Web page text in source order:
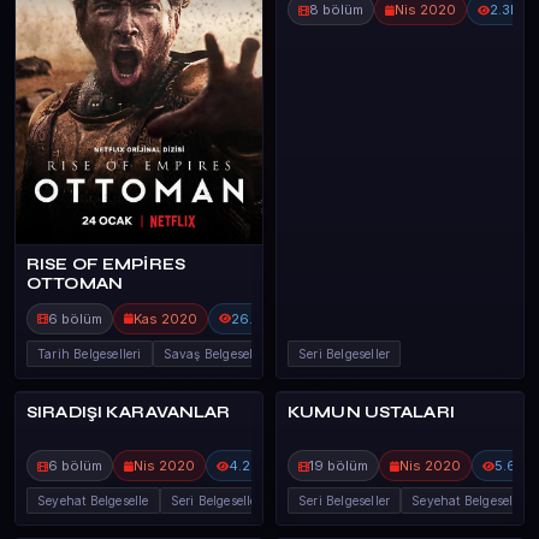
RISE OF EMPİRES
OTTOMAN
6 bölüm Kas 2020 26.7B
Tarih Belgeselleri Savaş Belgeseller
8 bölüm Nis 2020 2.3B
Seri Belgeseller
DİĞER BELGES
SIRADIŞI KARAVANLAR
6 bölüm Nis 2020 4.2B
Seyehat Belgeselle Seri Belgeseller
DİĞER BELGES
KUMUN USTALARI
19 bölüm Nis 2020 5.6B
Seri Belgeseller Seyehat Belgeselle